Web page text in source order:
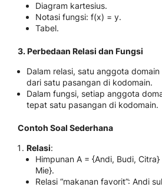
Diagram kartesius.
Notasi fungsi: f(x) = y.
Tabel.
3. Perbedaan Relasi dan Fungsi
Dalam relasi, satu anggota
dari satu pasangan di kodomain.
Dalam fungsi, setiap anggota
tepat satu pasangan di kodomain.
Contoh Soal Sederhana
Relasi:
Himpunan A = {Andi, Budi,
Mie}.
Relasi “makanan favorit”: Andi